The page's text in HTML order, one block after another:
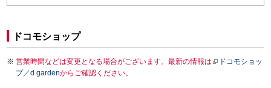
ドコモショップ
営業時間などは変更となる場合がございます。最新の情報は
ドコモショッ
プ／d gardenからご確認ください。